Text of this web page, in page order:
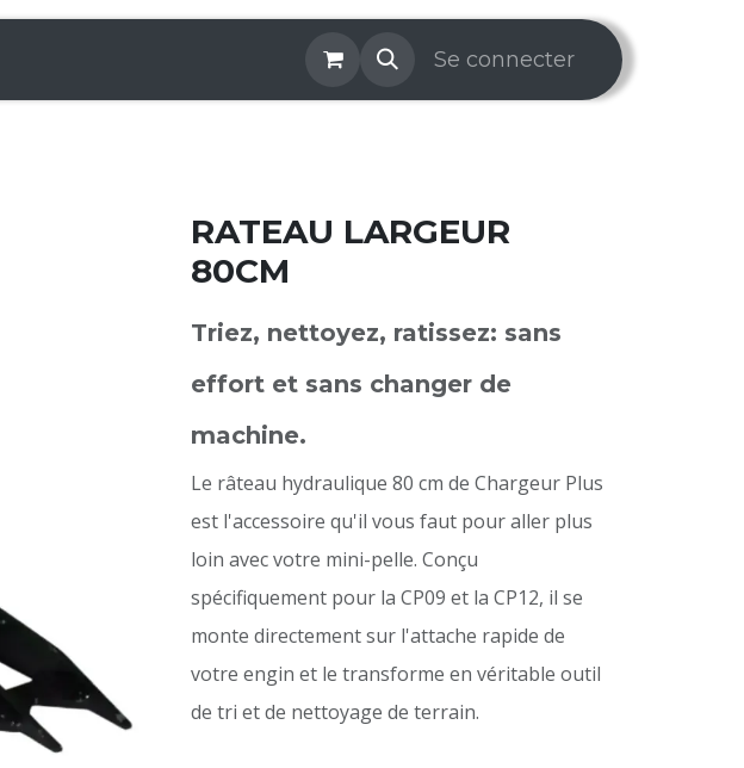
Infos & Services Galerie Aide Prise de rendez-
Se connecter
RATEAU LARGEUR
80CM
Triez, nettoyez, ratissez: sans
effort et sans changer de
machine.
Le râteau hydraulique 80 cm de Chargeur Plus
est l'accessoire qu'il vous faut pour aller plus
loin avec votre mini-pelle. Conçu
spécifiquement pour la CP09 et la CP12, il se
monte directement sur l'attache rapide de
votre engin et le transforme en véritable outil
de tri et de nettoyage de terrain.